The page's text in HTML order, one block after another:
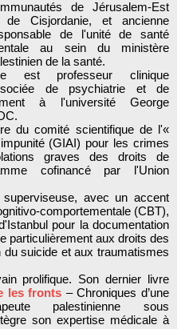
de Jérusalem-Est
de Cisjordanie, et ancienne
de l'unité de santé
au sein du ministère
de la santé.
est professeur clinique
de psychiatrie et de
à l'université George
du comité scientifique de l'«
(GIAI) pour les crimes
graves des droits de
cofinancé par l'Union
avec un accent
comportementale (CBT),
pour la documentation
particulièrement aux droits des
suicide et aux traumatismes
prolifique. Son dernier livre
les fronts – Chroniques d’une
palestinienne sous
son expertise médicale à